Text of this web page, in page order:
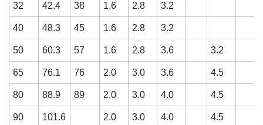
32 42.4 38 1.6 2.8 3.2
40 48.3 45 1.6 2.8 3.2
50 60.3 57 1.6 2.8 3.6 3.2
65 76.1 76 2.0 3.0 3.6 4.5
80 88.9 89 2.0 3.0 4.0 4.5
90 101.6 2.0 3.0 4.0 4.5